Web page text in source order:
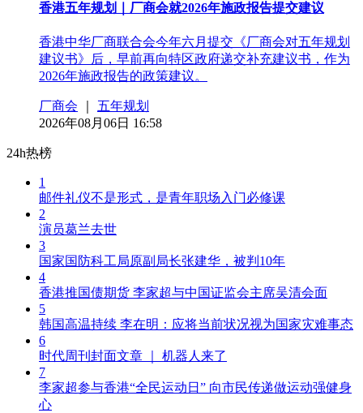
香港五年规划｜厂商会就2026年施政报告提交建议
香港中华厂商联合会今年六月提交《厂商会对五年规划
建议书》后，早前再向特区政府递交补充建议书，作为
2026年施政报告的政策建议。
厂商会
五年规划
2026年08月06日 16:58
24h热榜
1
邮件礼仪不是形式，是青年职场入门必修课
2
演员葛兰去世
3
国家国防科工局原副局长张建华，被判10年
4
香港推国债期货 李家超与中国证监会主席吴清会面
5
韩国高温持续 李在明：应将当前状况视为国家灾难事态
6
时代周刊封面文章 ｜ 机器人来了
7
李家超参与香港“全民运动日” 向市民传递做运动强健身
心